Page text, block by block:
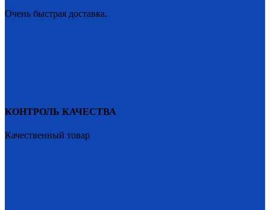
Очень быстрая доставка.
КОНТРОЛЬ КАЧЕСТВА
Качественный товар